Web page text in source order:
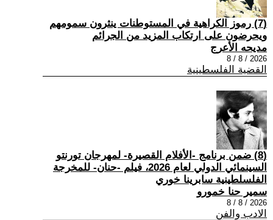
(7) رموز الكراهية في المستوطنات ينثرون سمومهم
ويحرضون على ارتكاب المزيد من الجرائم
مديحه الأعرج
2026 / 8 / 8
القضية الفلسطينية
(8) ضمن برنامج -الأفلام القصيرة- لمهرجان تورنتو
السينمائي الدولي لعام 2026، فيلم -حنان- للمخرجة
الفلسلطينية سابرينا خوري
سمير حنا خمورو
2026 / 8 / 8
الادب والفن